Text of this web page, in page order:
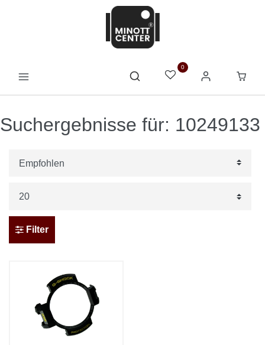
0
Suchergebnisse für: 10249133
Filter